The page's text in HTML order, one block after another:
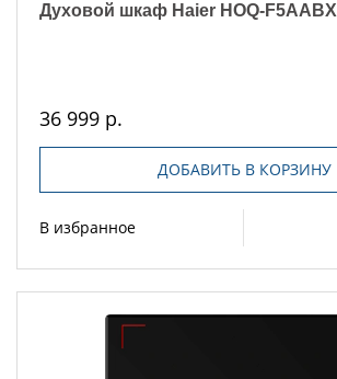
Духовой шкаф Haier HOQ-F5AABX
36 999 р.
ДОБАВИТЬ В КОРЗИНУ
В избранное